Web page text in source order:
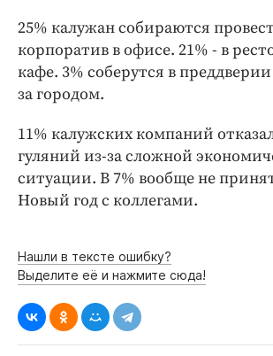
Медиаперсона
Интересное чтиво
Клиника года
Работодатель года
25% калужан собираются
корпоратив в офисе. 21% - в
кафе. 3% соберутся в
за городом.
11% калужских компаний
гуляний из-за сложной
ситуации. В 7% вообще не
Новый год с коллегами.
Нашли в тексте ошибку?
Выделите её и нажмите сюда!